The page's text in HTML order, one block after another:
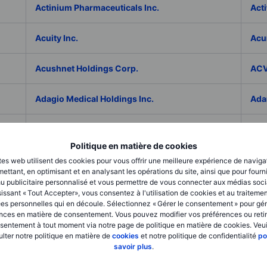
Politique en matière de cookies
web utilisent des cookies pour vous offrir une meilleure expérience de
en optimisant et en analysant les opérations du site, ainsi que pour
publicitaire personnalisé et vous permettre de vous connecter aux médias
« Tout Accepter», vous consentez à l'utilisation de cookies et au
personnelles qui en découle. Sélectionnez « Gérer le consentement » pour
en matière de consentement. Vous pouvez modifier vos préférences ou
à tout moment via notre page de politique en matière de cookies.
notre politique en matière de cookies et notre politique de confidentialité
savoir plus.
Actinium Pharmaceuticals Inc.
Acuity Inc.
Acushnet Holdings Corp.
Adagio Medical Holdings Inc.
Addex Pharmaceuticals SA
AddNode Group AB ser. B
Adecco Group Inc.